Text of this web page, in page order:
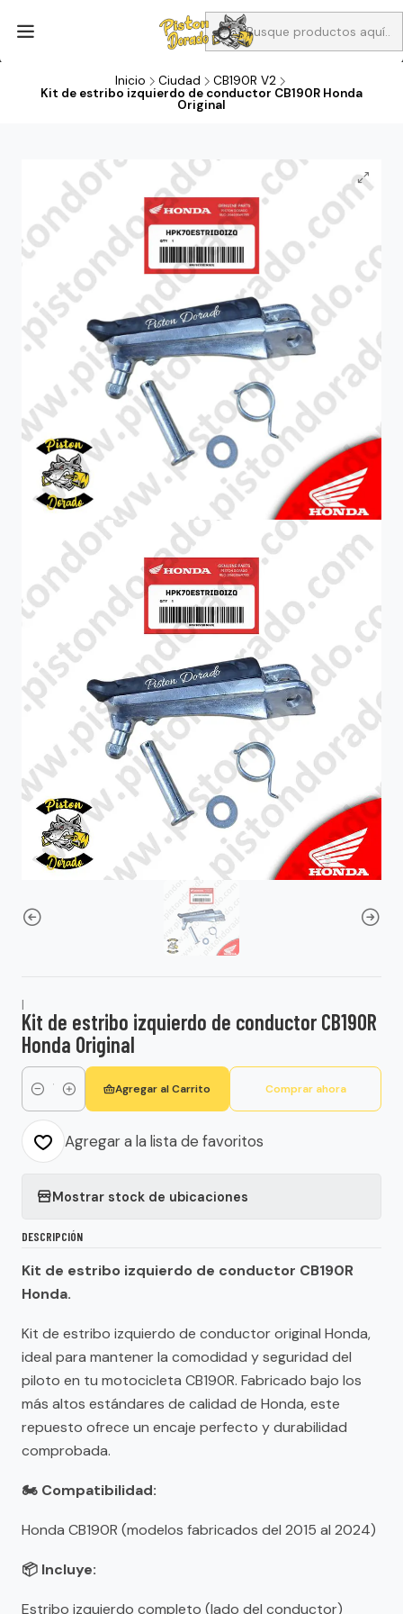
Aprovecha Compra 1 Aceites Full sintético o 1 Aceite semi
sintetico y el filtro de aire verde para la CB190R o CBF160M a 13
Inicio Ciudad
CB190R V2
Kit de estribo izquierdo de conductor CB190R Honda
Original
|
Kit de estribo izquierdo de conductor CB190R
Honda Original
Cantidad
Agregar al Carrito Comprar ahora
Agregar a la lista de favoritos
Mostrar stock de ubicaciones
DESCRIPCIÓN
Kit de estribo izquierdo de conductor CB190R
Honda.
Kit de estribo izquierdo de conductor original Honda,
ideal para mantener la comodidad y seguridad del
piloto en tu motocicleta CB190R. Fabricado bajo los
más altos estándares de calidad de Honda, este
repuesto ofrece un encaje perfecto y durabilidad
comprobada.
🏍️ Compatibilidad:
Honda CB190R (modelos fabricados del 2015 al 2024)
📦 Incluye:
Estribo izquierdo completo (lado del conductor)